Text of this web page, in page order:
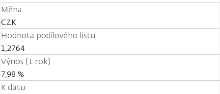
Měna
CZK
Hodnota podílového listu
1,2764
Výnos (1 rok)
7,98 %
K datu